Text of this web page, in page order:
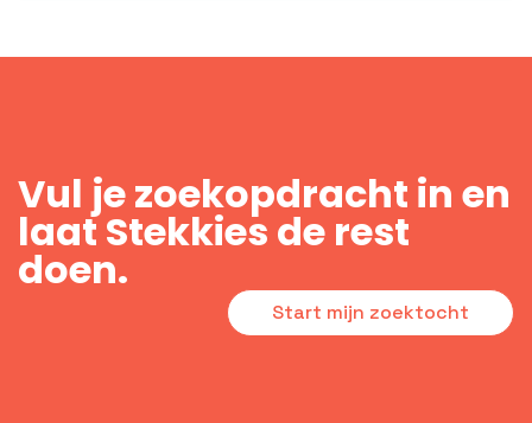
Vul je zoekopdracht in en
laat Stekkies de rest
doen.
Start mijn zoektocht